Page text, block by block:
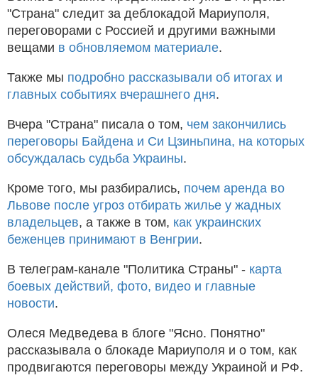
"Страна" следит за деблокадой Мариуполя,
переговорами с Россией и другими важными
вещами в обновляемом материале.
Также мы подробно рассказывали об итогах и
главных событиях вчерашнего дня.
Вчера "Страна" писала о том, чем закончились
переговоры Байдена и Си Цзиньпина, на которых
обсуждалась судьба Украины.
Кроме того, мы разбирались, почем аренда во
Львове после угроз отбирать жилье у жадных
владельцев, а также в том, как украинских
беженцев принимают в Венгрии.
В телеграм-канале "Политика Страны" - карта
боевых действий, фото, видео и главные
новости.
Олеся Медведева в блоге "Ясно. Понятно"
рассказывала о блокаде Мариуполя и о том, как
продвигаются переговоры между Украиной и РФ.